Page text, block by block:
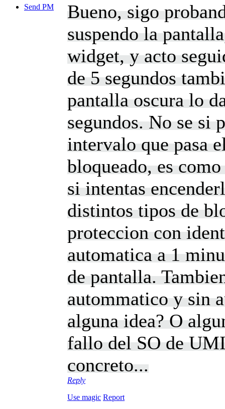
Send PM
Bueno, sigo
suspendo la
widget, y acto
de 5 segundos
pantalla oscura lo
segundos. No se si
intervalo que pasa
bloqueado, es
si intentas
distintos tipos de
proteccion con
automatica a 1
de pantalla.
autommatico y sin
alguna idea? O
fallo del SO de
concreto...
Reply
Use magic Report